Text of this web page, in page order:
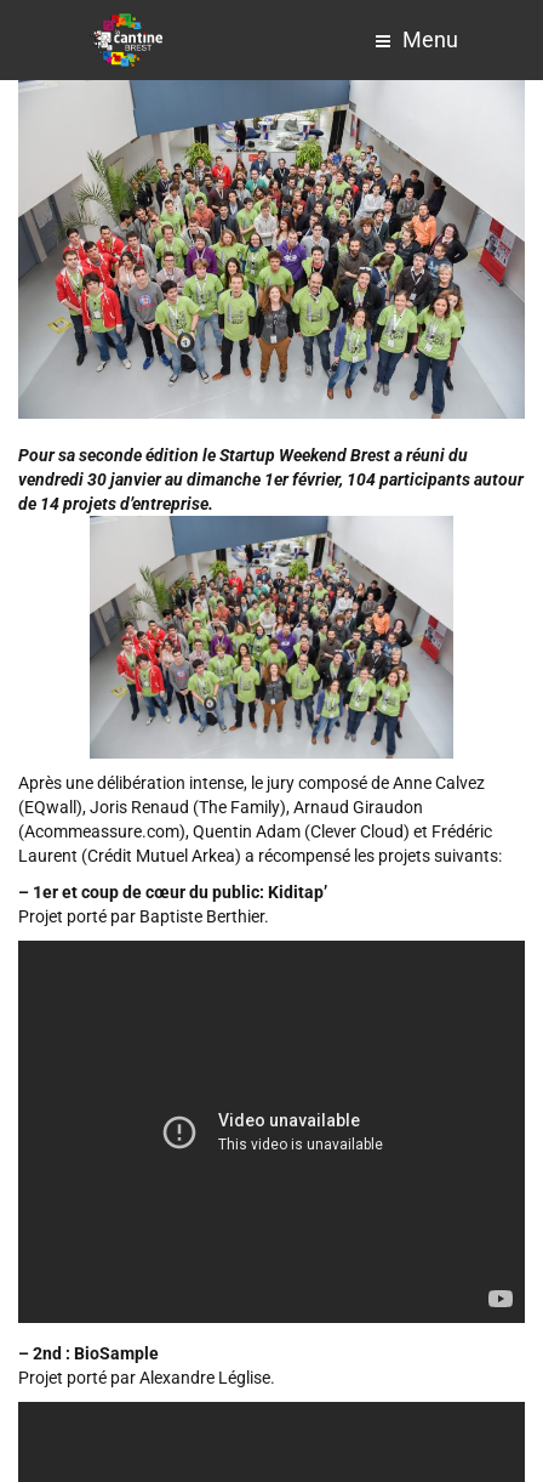
Menu
Pour sa seconde édition le Startup Weekend Brest a réuni du
vendredi 30 janvier au dimanche 1er février, 104 participants autour
de 14 projets d’entreprise.
Après une délibération intense, le jury composé de Anne Calvez
(EQwall), Joris Renaud (The Family), Arnaud Giraudon
(Acommeassure.com), Quentin Adam (Clever Cloud) et Frédéric
Laurent (Crédit Mutuel Arkea) a récompensé les projets suivants:
– 1er et coup de cœur du public: Kiditap’
Projet porté par Baptiste Berthier.
– 2nd : BioSample
Projet porté par Alexandre Léglise.